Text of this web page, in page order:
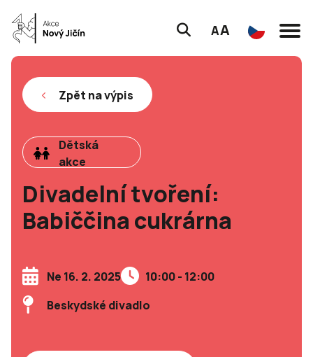
AA
Zpět na výpis
Dětská
akce
Divadelní tvoření:
Babiččina cukrárna
Ne 16. 2. 2025
10:00 - 12:00
Beskydské divadlo